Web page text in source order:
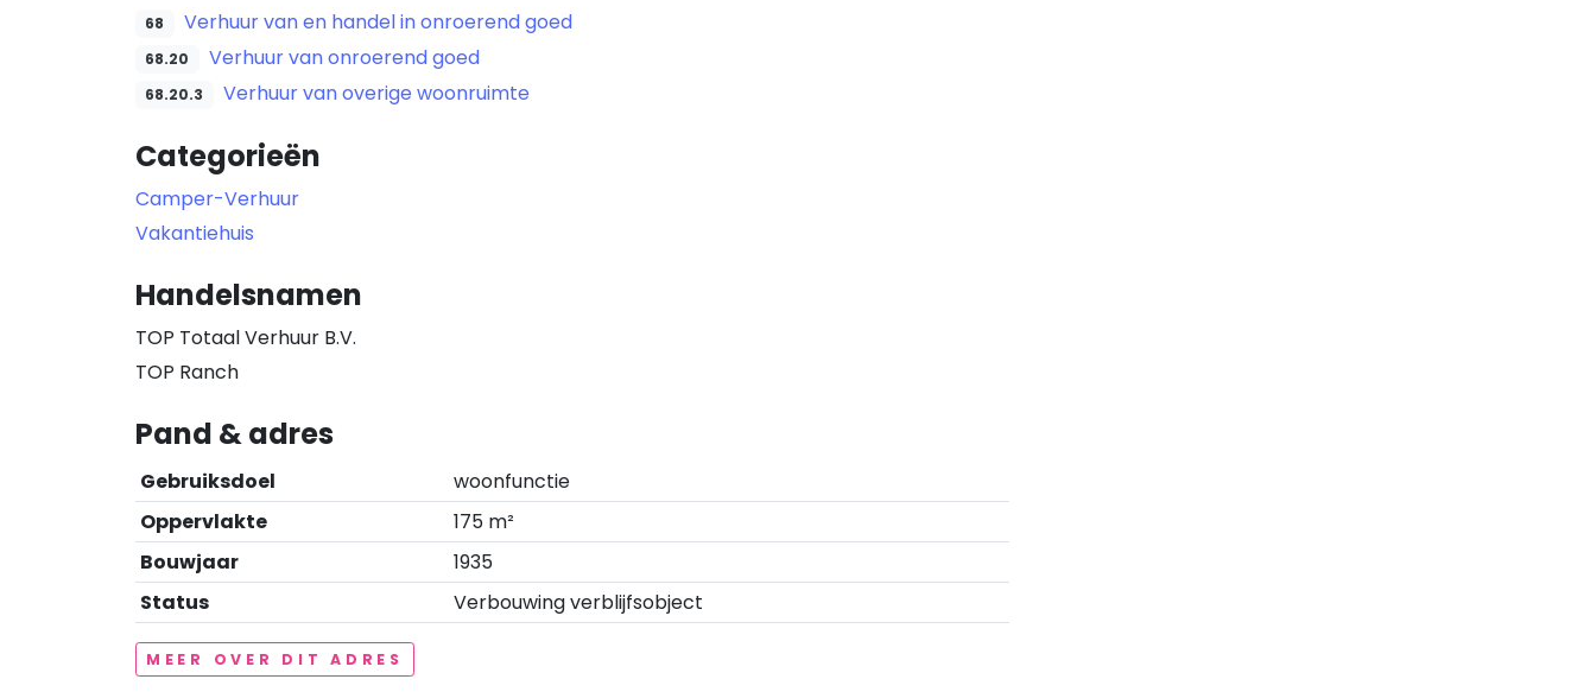
68 Verhuur van en handel in onroerend goed
68.20 Verhuur van onroerend goed
68.20.3 Verhuur van overige woonruimte
Categorieën
Camper-Verhuur
Vakantiehuis
Handelsnamen
TOP Totaal Verhuur B.V.
TOP Ranch
Pand & adres
Gebruiksdoel
woonfunctie
Oppervlakte
175 m²
Bouwjaar
1935
Status
Verbouwing verblijfsobject
MEER OVER DIT ADRES